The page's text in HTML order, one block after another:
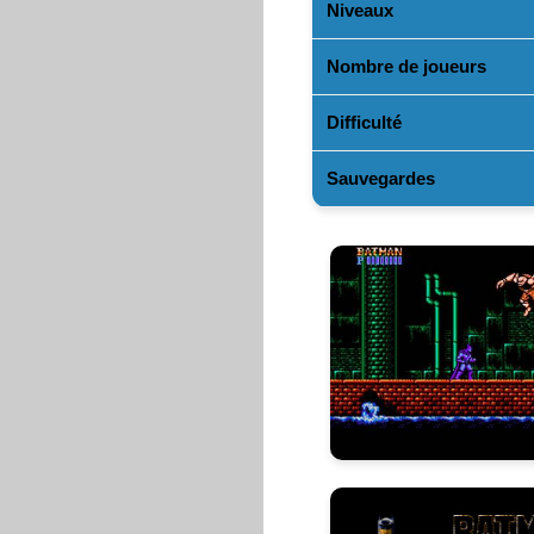
Niveaux
Nombre de joueurs
Difficulté
Sauvegardes